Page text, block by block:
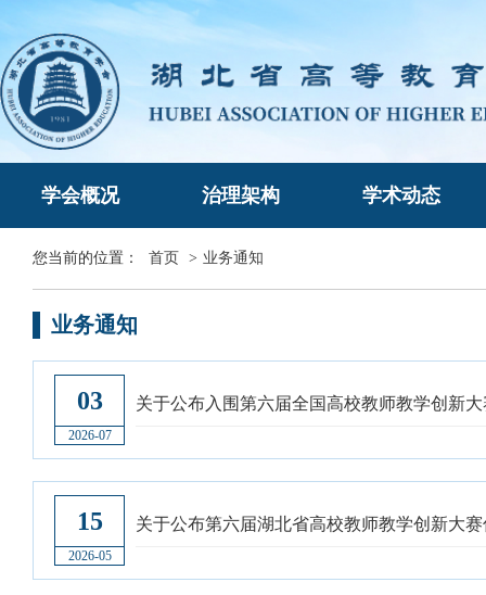
学会概况 治理架构 学术动态
您当前的位置： 首页 > 业务通知
业务通知
03
2026-07
关于公布入围第六届全国高校教师教学创新
15
2026-05
关于公布第六届湖北省高校教师教学创新大